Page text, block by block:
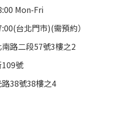
Mon-Fri
北門市)(需預約）
路二段57號3樓之2
號
38號38樓之4